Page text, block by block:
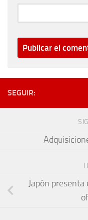
SEGUIR:
Japón presenta